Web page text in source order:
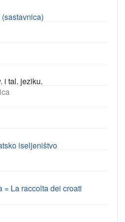
i tal. jeziku.
iseljeništvo
= La raccolta dei croati